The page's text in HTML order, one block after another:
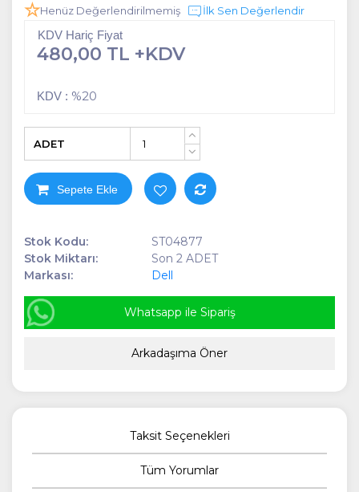
Henüz Değerlendirilmemiş İlk Sen Değerlendir
KDV Hariç Fiyat
480,00 TL +KDV
KDV : %20
+
ADET
Sepete Ekle
Stok Kodu:
ST04877
Stok Miktarı:
Son 2 ADET
Markası:
Dell
Whatsapp ile Sipariş
Arkadaşıma Öner
Taksit Seçenekleri
Tüm Yorumlar